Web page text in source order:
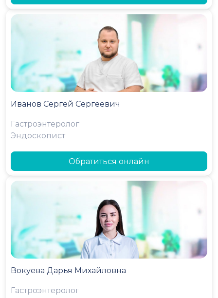
Иванов Сергей Сергеевич
Гастроэнтеролог
Эндоскопист
Обратиться онлайн
Вокуева Дарья Михайловна
Гастроэнтеролог